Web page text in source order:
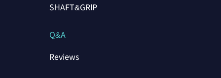
SHAFT&GRIP
Q&A
Reviews